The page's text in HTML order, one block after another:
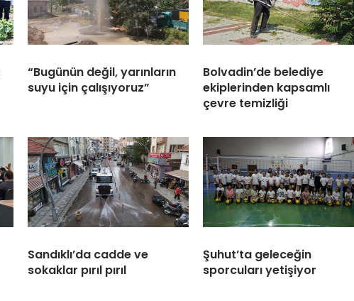
“Bugünün değil, yarınların
suyu için çalışıyoruz”
Bolvadin’de belediye
ekiplerinden kapsamlı
çevre temizliği
Sandıklı’da cadde ve
sokaklar pırıl pırıl
Şuhut’ta geleceğin
sporcuları yetişiyor